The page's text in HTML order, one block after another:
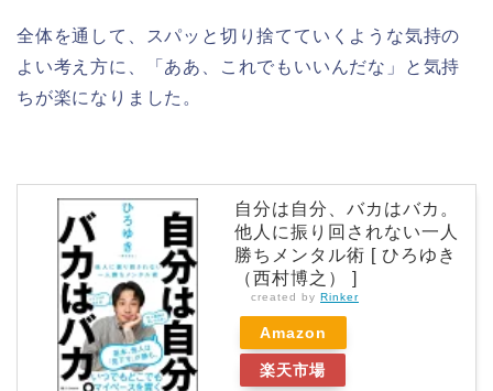
全体を通して、スパッと切り捨てていくような気持の
よい考え方に、「ああ、これでもいいんだな」と気持
ちが楽になりました。
自分は自分、バカはバカ。
他人に振り回されない一人
勝ちメンタル術 [ ひろゆき
（西村博之） ]
created by Rinker
Amazon
楽天市場